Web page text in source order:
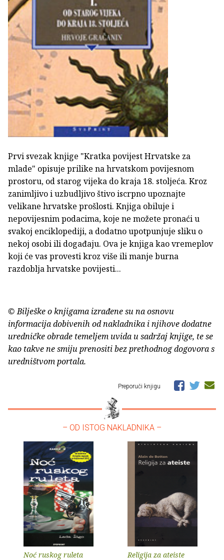
Prvi svezak knjige "Kratka povijest Hrvatske za
mlade" opisuje prilike na hrvatskom povijesnom
prostoru, od starog vijeka do kraja 18. stoljeća. Kroz
zanimljivo i uzbudljivo štivo iscrpno upoznajte
velikane hrvatske prošlosti. Knjiga obiluje i
nepovijesnim podacima, koje ne možete pronaći u
svakoj enciklopediji, a dodatno upotpunjuje sliku o
nekoj osobi ili događaju. Ova je knjiga kao vremeplov
koji će vas provesti kroz više ili manje burna
razdoblja hrvatske povijesti...
© Bilješke o knjigama izrađene su na osnovu
informacija dobivenih od nakladnika i njihove dodatne
uredničke obrade temeljem uvida u sadržaj knjige, te se
kao takve ne smiju prenositi bez prethodnog dogovora s
uredništvom portala.
Preporuči knjigu
– OD ISTOG NAKLADNIKA –
Noć ruskog ruleta Religija za ateiste